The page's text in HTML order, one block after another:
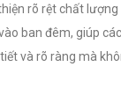
rõ rệt chất lượng
ban đêm, giúp các
và rõ ràng mà